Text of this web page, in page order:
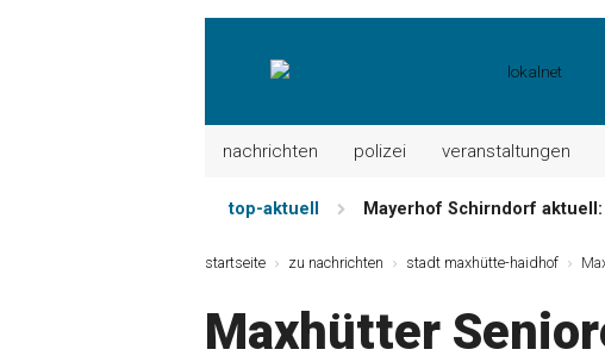
nachrichten polizei veranstaltungen
top-aktuell Mayerhof Schirndorf
Maxhütter Fischladen:
Nutzen Sie aktuelle
startseite zu nachrichten stadt maxhütte-haidhof
Maxhütter